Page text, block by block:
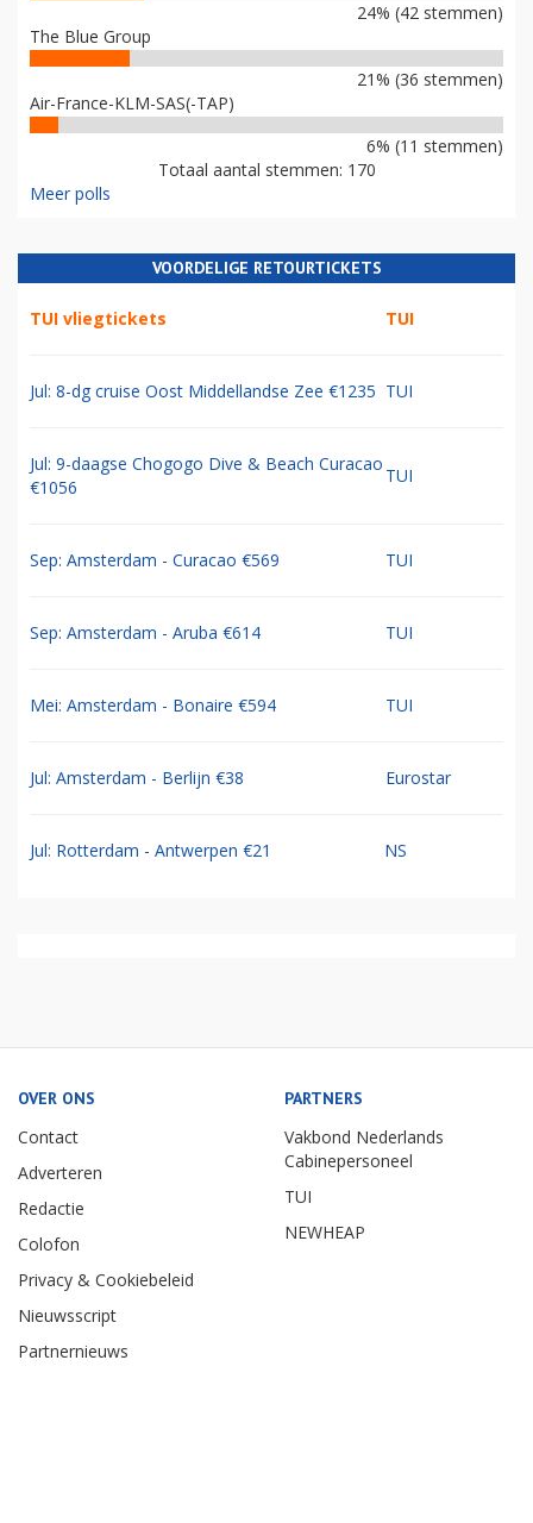
24% (42 stemmen)
The Blue Group
21% (36 stemmen)
Air-France-KLM-SAS(-TAP)
6% (11 stemmen)
Totaal aantal stemmen: 170
Meer polls
VOORDELIGE RETOURTICKETS
TUI vliegtickets TUI
Jul: 8-dg cruise Oost Middellandse Zee €1235 TUI
Jul: 9-daagse Chogogo Dive & Beach Curacao
€1056
TUI
Sep: Amsterdam - Curacao €569 TUI
Sep: Amsterdam - Aruba €614 TUI
Mei: Amsterdam - Bonaire €594 TUI
Jul: Amsterdam - Berlijn €38 Eurostar
Jul: Rotterdam - Antwerpen €21 NS
OVER ONS
Contact
Adverteren
Redactie
Colofon
Privacy & Cookiebeleid
Nieuwsscript
Partnernieuws
PARTNERS
Vakbond Nederlands
Cabinepersoneel
TUI
NEWHEAP